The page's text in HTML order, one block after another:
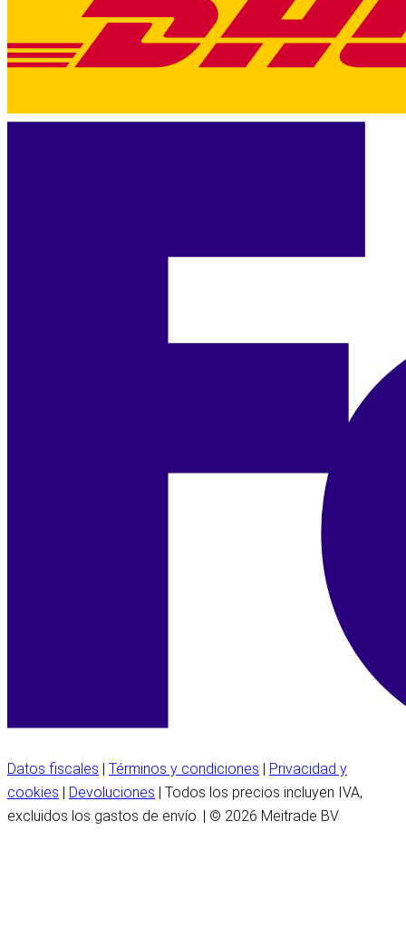
Datos fiscales | Términos y condiciones | Privacidad y
cookies | Devoluciones | Todos los precios incluyen IVA,
excluidos los gastos de envío. | © 2026 Meitrade BV